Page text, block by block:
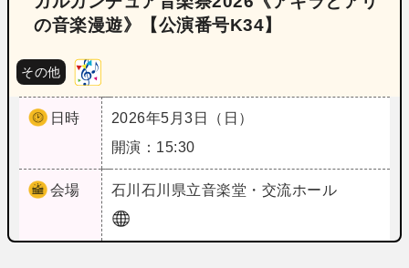
の音楽漫遊》【公演番号K34】
その他
日時
2026年5月3日（日）
開演：15:30
会場 石川 石川県立音楽堂・交流ホール